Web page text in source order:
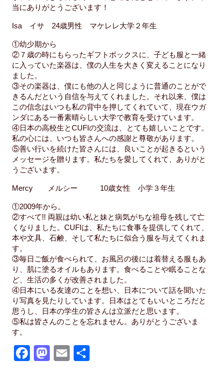
当にありがとうございます！
Isa イサ 24歳男性 マケレレ大学２年生
①幼少期から
②７歳の時にもらったギフトボックスに、子ども服と一緒
に入っていた楽器は、僕の人生を大きく変えることになり
ました。
③その楽器は、僕にも他の人と同じように普通のことがで
きるんだという自信を与えてくれました。それ以来、僕は
この信念はいつも私の背中を押してくれていて、現在ウガ
ンダにある一番素晴らしい大学で教育を受けています。
④日本の高校生とCUFIの交流は、とても嬉しいことです。
私の心には、いつも皆さんへの感謝と尊敬があります。
⑤善い行いを続けた皆さんには、良いことが起きるという
メッセージを贈ります。私たちを愛してくれて、ありがと
うございます。
Mercy メルシー 10歳女性 小学３年生
①2009年から。
②すべて!! 両親は幼い私と妹と病気がちな祖母を残して亡
くなりました。CUFIは、私たちに食事を提供してくれて、
本や文具、石鹸、そして私たちに似合う服を与えてくれま
す。
③毎日ご飯が食べられて、お風呂の後には着替える服もあ
り、肌に塗るオイルもあります。食べることや眠ることな
ど、生活の多くが改善されました。
④日本にいる友達のことを想い、日本について話を聞いた
り写真を見たりしています。日本はとてもいいところだと
思うし、日本の学生の皆さんは立派だと思います。
⑤私は皆さんのことを忘れません。ありがとうございま
す。
F
M
E